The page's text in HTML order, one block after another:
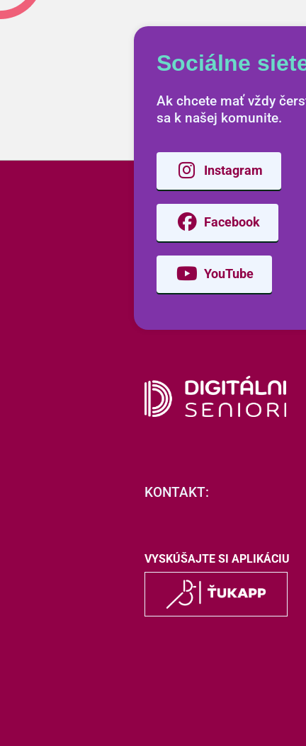
Sociálne
Ak chcete mať vždy
sa k našej komunite.
Instagram
Facebook
YouTube
KONTAKT:
VYSKÚŠAJTE SI APLIKÁCIU